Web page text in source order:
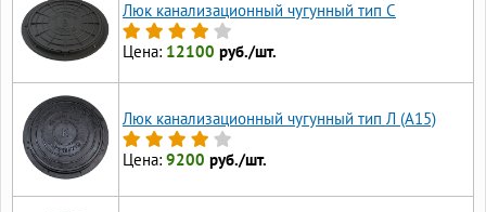
Люк канализационный чугунный тип С
Цена: 12100 руб./шт.
Люк канализационный чугунный тип Л (А15)
Цена: 9200 руб./шт.